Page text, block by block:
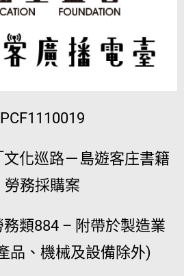
化巡路－島遊客庄書籍
勞務採購案
類884 – 附帶於製造業
品、機械及設備除外)